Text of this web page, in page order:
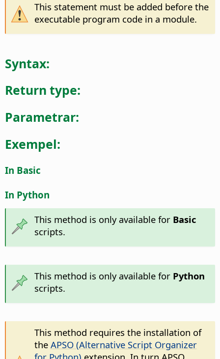
This statement must be added before the
executable program code in a module.
Syntax:
Return type:
Parametrar:
Exempel:
In Basic
In Python
This method is only available for Basic
scripts.
This method is only available for Python
scripts.
This method requires the installation of
the APSO (Alternative Script Organizer